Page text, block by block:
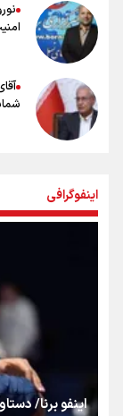
اینفوگرافی
اینفو برنا/